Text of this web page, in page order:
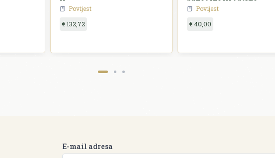
Povijest
€ 132,72
Povijest
€ 40,00
E-mail adresa